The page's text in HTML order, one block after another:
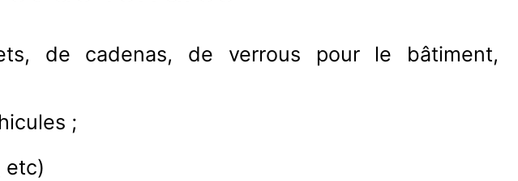
de cadenas, de verrous pour le bâtiment,
;
etc)